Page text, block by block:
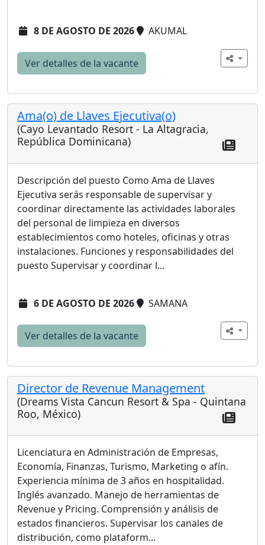
8 DE AGOSTO DE 2026 AKUMAL
Ver detalles de la vacante
Ama(o) de Llaves Ejecutiva(o)
(Cayo Levantado Resort - La Altagracia,
República Dominicana)
Descripción del puesto Como Ama de Llaves
Ejecutiva serás responsable de supervisar y
coordinar directamente las actividades laborales
del personal de limpieza en diversos
establecimientos como hoteles, oficinas y otras
instalaciones. Funciones y responsabilidades del
puesto Supervisar y coordinar l...
6 DE AGOSTO DE 2026 SAMANA
Ver detalles de la vacante
Director de Revenue Management
(Dreams Vista Cancun Resort & Spa - Quintana
Roo, México)
Licenciatura en Administración de Empresas,
Economía, Finanzas, Turismo, Marketing o afín.
Experiencia mínima de 3 años en hospitalidad.
Inglés avanzado. Manejo de herramientas de
Revenue y Pricing. Comprensión y análisis de
estados financieros. Supervisar los canales de
distribución, como plataform...